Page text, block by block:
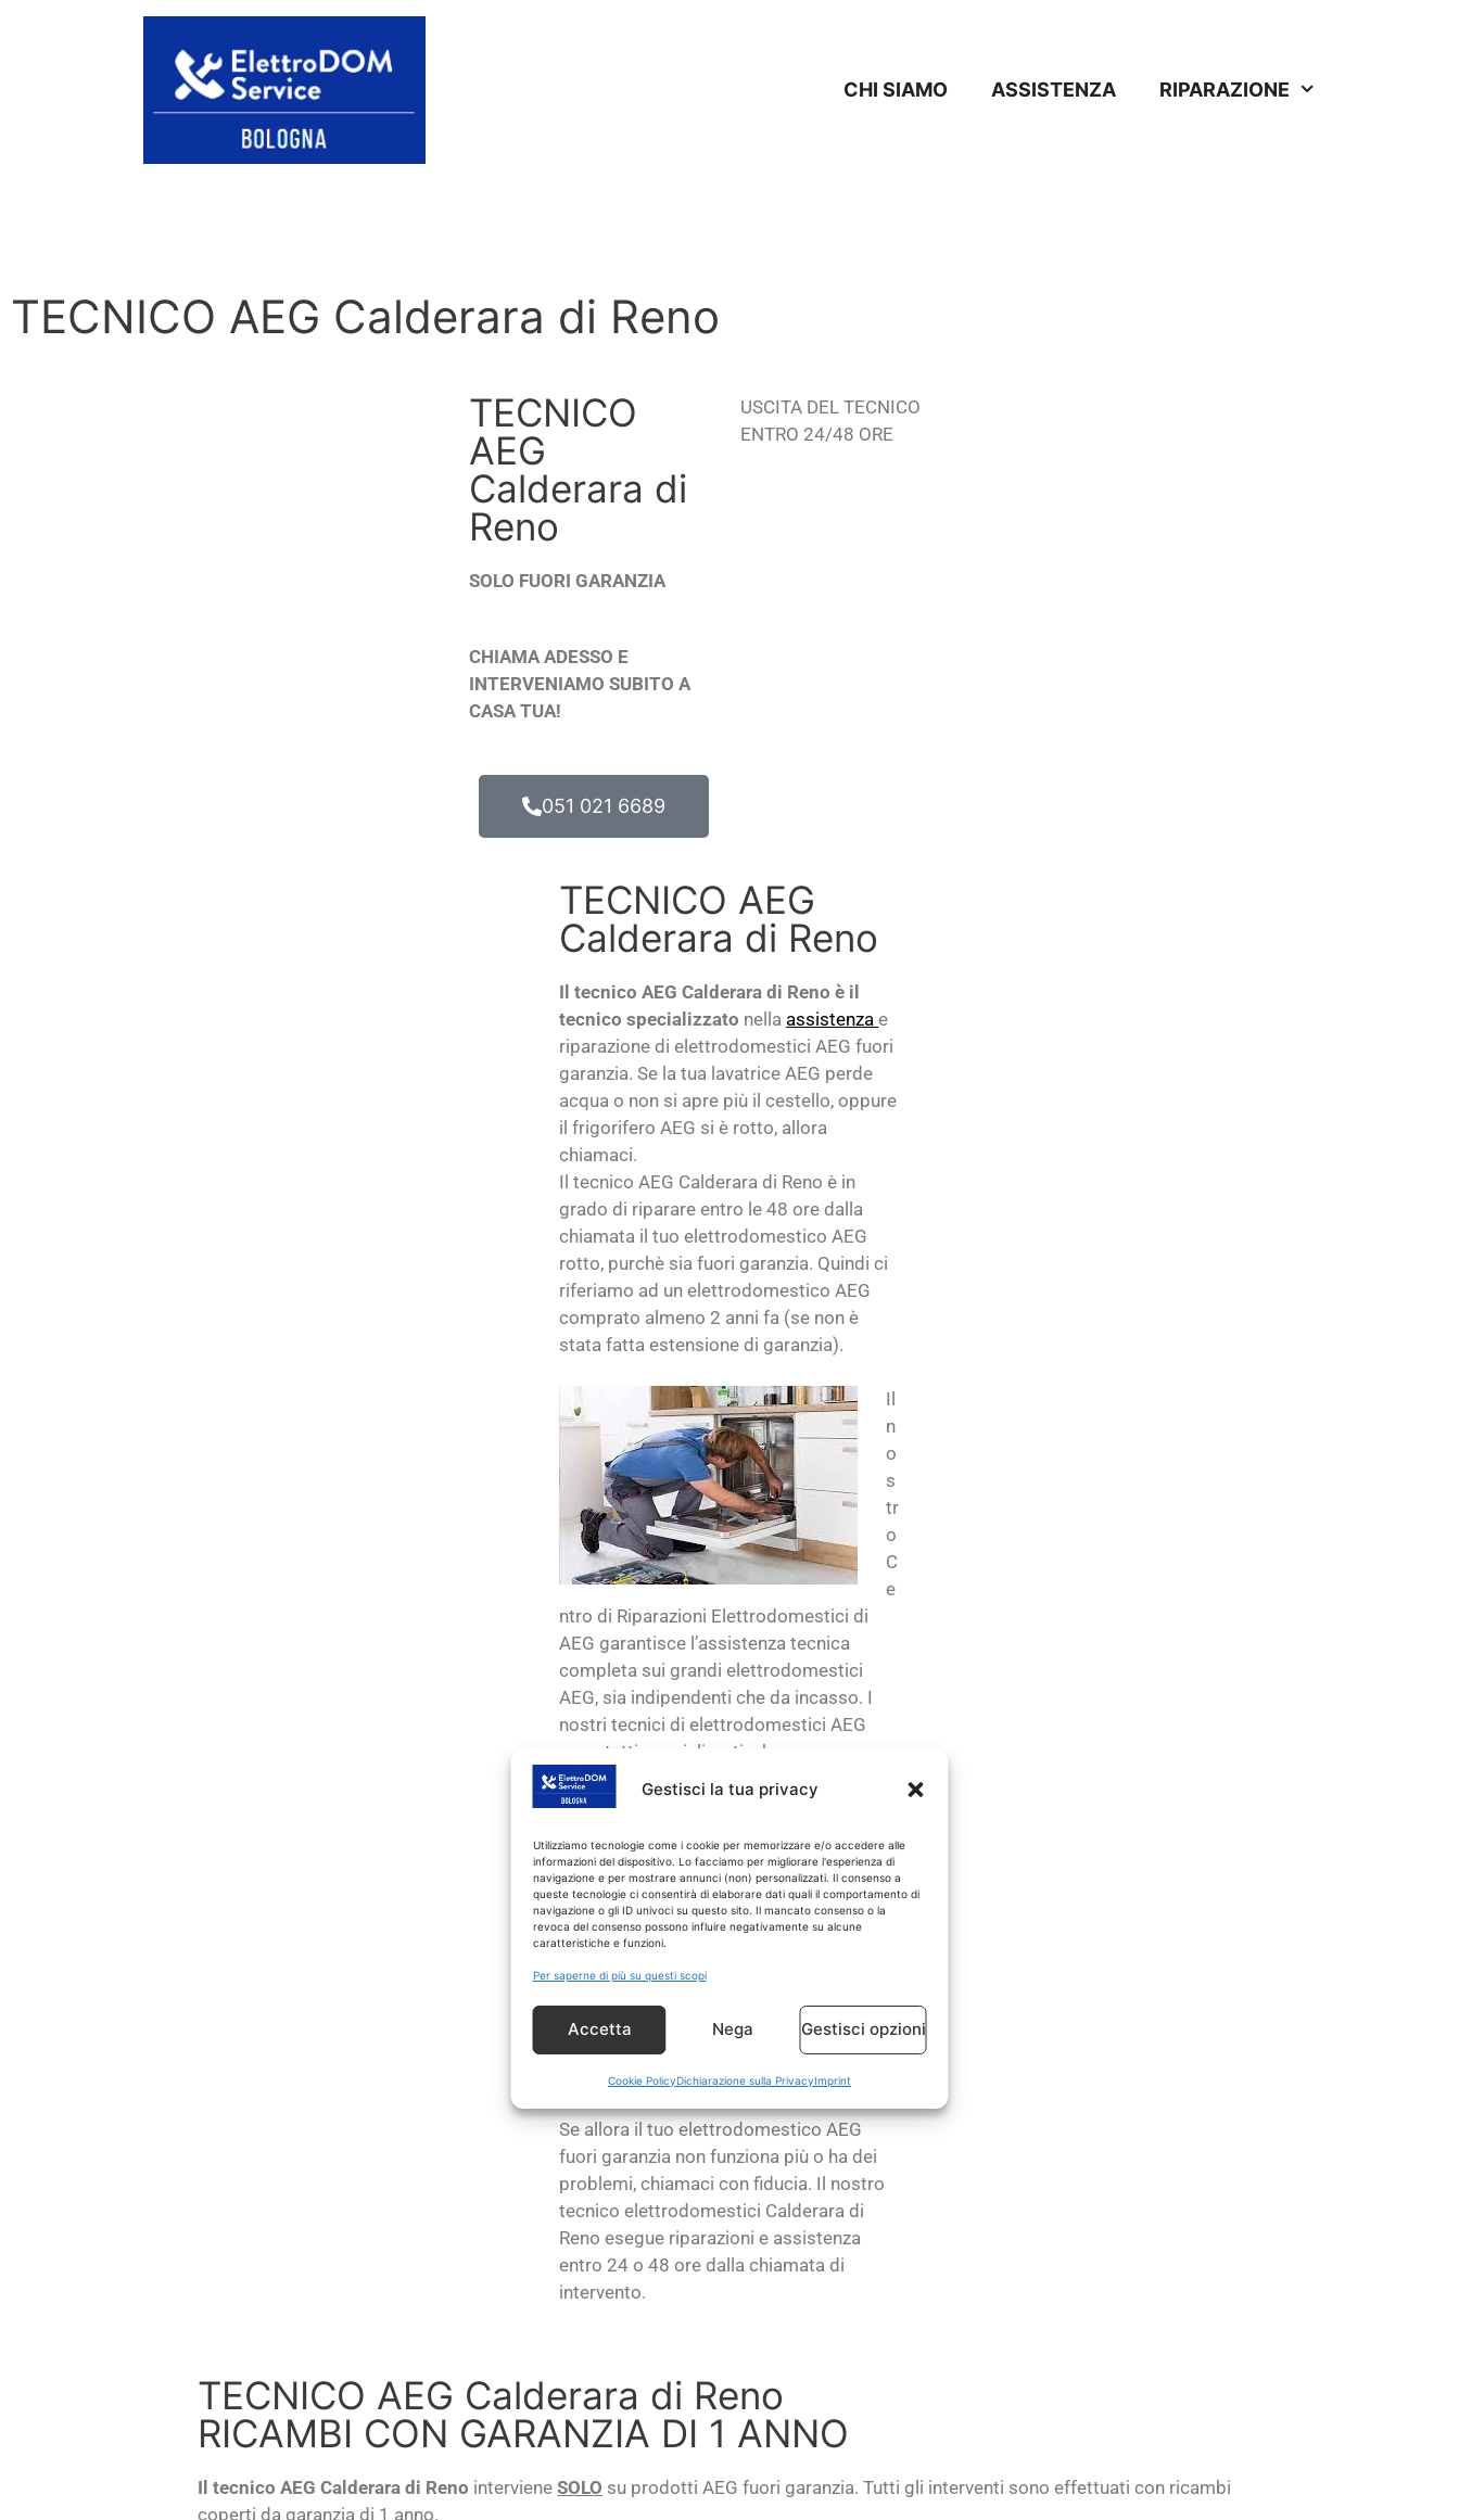
Gestisci la tua privacy
Utilizziamo tecnologie come i cookie per memorizzare e/o accedere alle
informazioni del dispositivo. Lo facciamo per migliorare l'esperienza di
navigazione e per mostrare annunci (non) personalizzati. Il consenso a
queste tecnologie ci consentirà di elaborare dati quali il comportamento di
navigazione o gli ID univoci su questo sito. Il mancato consenso o la
revoca del consenso possono influire negativamente su alcune
caratteristiche e funzioni.
Per saperne di più su questi scopi
Accetta Nega Gestisci opzioni
Cookie PolicyDichiarazione sulla PrivacyImprint
CHI SIAMO ASSISTENZA RIPARAZIONE
TECNICO AEG Calderara di Reno
TECNICO
AEG
Calderara di
Reno
SOLO FUORI GARANZIA
CHIAMA ADESSO E
INTERVENIAMO SUBITO A
CASA TUA!
051 021 6689
USCITA DEL TECNICO
ENTRO 24/48 ORE
TECNICO AEG
Calderara di Reno
Il tecnico AEG Calderara di Reno è il
tecnico specializzato nella assistenza e
riparazione di elettrodomestici AEG fuori
garanzia. Se la tua lavatrice AEG perde
acqua o non si apre più il cestello, oppure
il frigorifero AEG si è rotto, allora
chiamaci.
Il tecnico AEG Calderara di Reno è in
grado di riparare entro le 48 ore dalla
chiamata il tuo elettrodomestico AEG
rotto, purchè sia fuori garanzia. Quindi ci
riferiamo ad un elettrodomestico AEG
comprato almeno 2 anni fa (se non è
stata fatta estensione di garanzia).
Il
n
o
s
tr
o
C
e
ntro di Riparazioni Elettrodomestici di
AEG garantisce l’assistenza tecnica
completa sui grandi elettrodomestici
AEG, sia indipendenti che da incasso. I
nostri tecnici di elettrodomestici AEG
sono tutti specializzati e hanno una
esperienza decennale. Inoltre eseguono
periodicamente corsi di aggiornamento
L’assistenza tecnica è pertanto su tutti gli
elettrodomestici AEG quali: lavatrici,
asciugatrici, lavastoviglie, frigoriferi e
forni elettrici
Chiama il tuo tecnico
AEG Calderara di Reno
di fiducia
Se allora il tuo elettrodomestico AEG
fuori garanzia non funziona più o ha dei
problemi, chiamaci con fiducia. Il nostro
tecnico elettrodomestici Calderara di
Reno esegue riparazioni e assistenza
entro 24 o 48 ore dalla chiamata di
intervento.
TECNICO AEG Calderara di Reno
RICAMBI CON GARANZIA DI 1 ANNO
Il tecnico AEG Calderara di Reno interviene SOLO su prodotti AEG fuori garanzia. Tutti gli interventi sono effettuati con ricambi
coperti da garanzia di 1 anno.